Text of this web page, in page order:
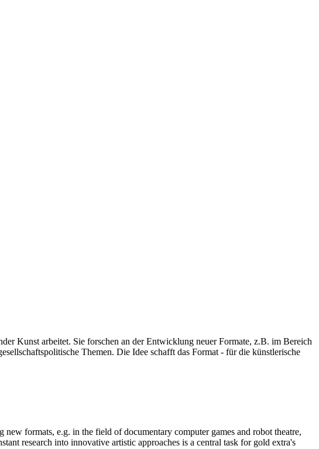
Kunst arbeitet. Sie forschen an der Entwicklung neuer Formate, z.B. im Bereich
Themen. Die Idee schafft das Format - für die künstlerische
formats, e.g. in the field of documentary computer games and robot theatre,
research into innovative artistic approaches is a central task for gold extra's